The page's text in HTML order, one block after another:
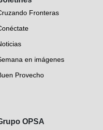
Fronteras
en imágenes
Provecho
OPSA